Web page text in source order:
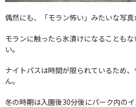
偶然にも、「モラン怖い」みたいな写
モランに触ったら氷漬けになることも
い。
ナイトパスは時間が限られているため
ん。
冬の時期は入園後30分後にパーク内の